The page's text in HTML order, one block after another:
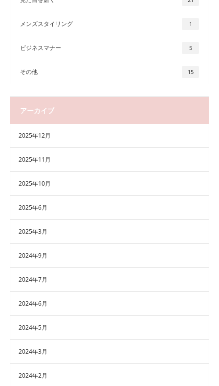
メンズスタイリング 1
ビジネスマナー 5
その他 15
アーカイブ
2025年12月
2025年11月
2025年10月
2025年6月
2025年3月
2024年9月
2024年7月
2024年6月
2024年5月
2024年3月
2024年2月